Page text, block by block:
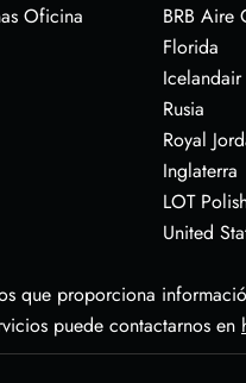
Oficina
BRB Aire
Florida
Rusia
Royal
Inglaterra
LOT
United
que proporciona
puede contactarnos en